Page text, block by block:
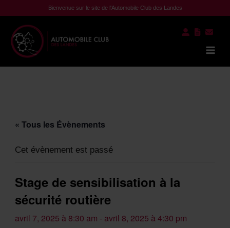
au
contenu
Bienvenue sur le site de l'Automobile Club des Landes
« Tous les Évènements
Cet évènement est passé
Stage de sensibilisation à la
sécurité routière
avril 7, 2025 à 8:30 am - avril 8, 2025 à 4:30 pm